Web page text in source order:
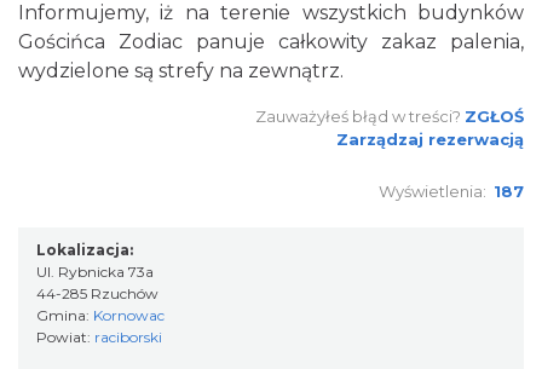
Informujemy, iż na terenie wszystkich budynków
Gościńca Zodiac panuje całkowity zakaz palenia,
wydzielone są strefy na zewnątrz.
Zauważyłeś błąd w treści? ZGŁOŚ
Zarządzaj rezerwacją
Wyświetlenia: 187
Lokalizacja:
Ul. Rybnicka 73a
44-285 Rzuchów
Gmina: Kornowac
Powiat: raciborski